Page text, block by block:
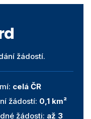
žádostí.
celá ČR
žádostí: 0,1 km²
žádosti: až 3